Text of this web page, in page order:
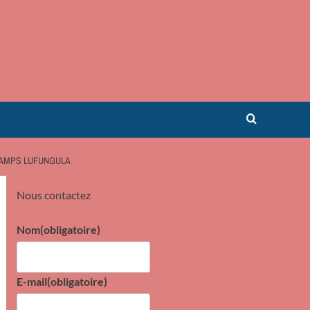
LUFUNGULA
Nous contactez
Nom(obligatoire)
E-mail(obligatoire)